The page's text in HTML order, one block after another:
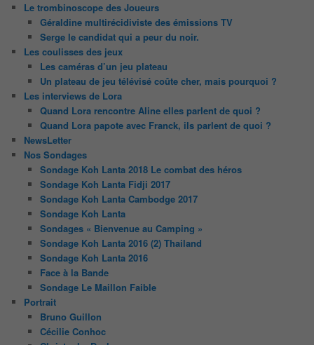
Le trombinoscope des Joueurs
Géraldine multirécidiviste des émissions TV
Serge le candidat qui a peur du noir.
Les coulisses des jeux
Les caméras d’un jeu plateau
Un plateau de jeu télévisé coûte cher, mais pourquoi ?
Les interviews de Lora
Quand Lora rencontre Aline elles parlent de quoi ?
Quand Lora papote avec Franck, ils parlent de quoi ?
NewsLetter
Nos Sondages
Sondage Koh Lanta 2018 Le combat des héros
Sondage Koh Lanta Fidji 2017
Sondage Koh Lanta Cambodge 2017
Sondage Koh Lanta
Sondages « Bienvenue au Camping »
Sondage Koh Lanta 2016 (2) Thailand
Sondage Koh Lanta 2016
Face à la Bande
Sondage Le Maillon Faible
Portrait
Bruno Guillon
Cécilie Conhoc